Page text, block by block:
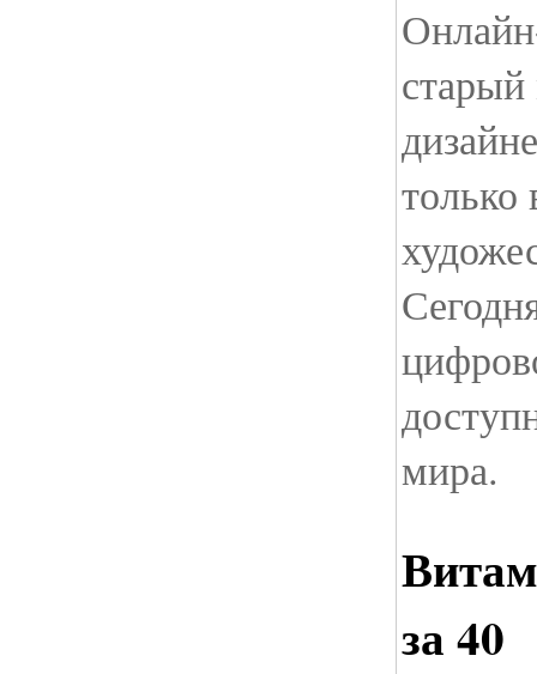
только
мира.
за 40